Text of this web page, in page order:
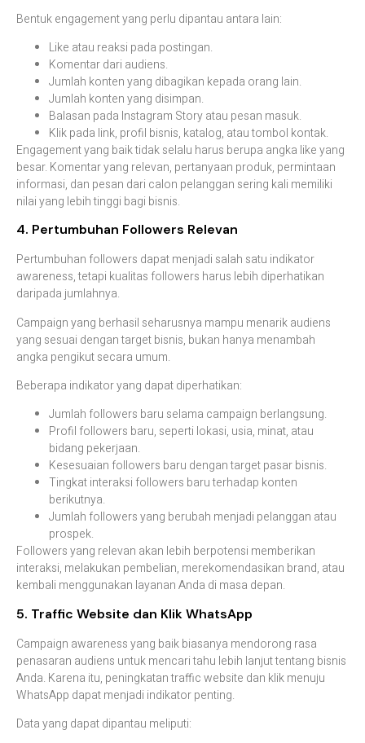
Bentuk engagement yang perlu dipantau antara lain:
Like atau reaksi pada postingan.
Komentar dari audiens.
Jumlah konten yang dibagikan kepada orang lain.
Jumlah konten yang disimpan.
Balasan pada Instagram Story atau pesan masuk.
Klik pada link, profil bisnis, katalog, atau tombol kontak.
Engagement yang baik tidak selalu harus berupa angka like yang
besar. Komentar yang relevan, pertanyaan produk, permintaan
informasi, dan pesan dari calon pelanggan sering kali memiliki
nilai yang lebih tinggi bagi bisnis.
4. Pertumbuhan Followers Relevan
Pertumbuhan followers dapat menjadi salah satu indikator
awareness, tetapi kualitas followers harus lebih diperhatikan
daripada jumlahnya.
Campaign yang berhasil seharusnya mampu menarik audiens
yang sesuai dengan target bisnis, bukan hanya menambah
angka pengikut secara umum.
Beberapa indikator yang dapat diperhatikan:
Jumlah followers baru selama campaign berlangsung.
Profil followers baru, seperti lokasi, usia, minat, atau
bidang pekerjaan.
Kesesuaian followers baru dengan target pasar bisnis.
Tingkat interaksi followers baru terhadap konten
berikutnya.
Jumlah followers yang berubah menjadi pelanggan atau
prospek.
Followers yang relevan akan lebih berpotensi memberikan
interaksi, melakukan pembelian, merekomendasikan brand, atau
kembali menggunakan layanan Anda di masa depan.
5. Traffic Website dan Klik WhatsApp
Campaign awareness yang baik biasanya mendorong rasa
penasaran audiens untuk mencari tahu lebih lanjut tentang bisnis
Anda. Karena itu, peningkatan traffic website dan klik menuju
WhatsApp dapat menjadi indikator penting.
Data yang dapat dipantau meliputi: